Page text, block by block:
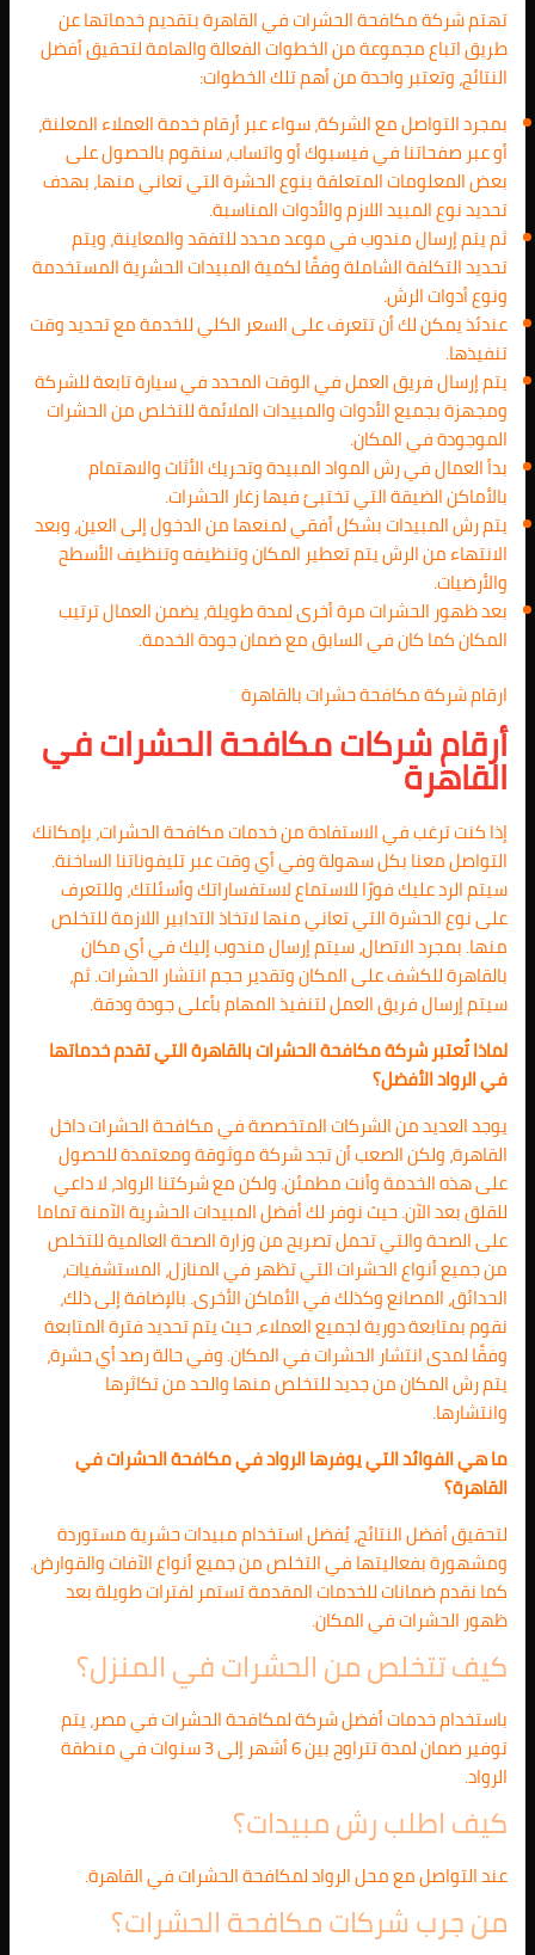
تهتم شركة مكافحة الحشرات في القاهرة بتقديم خدماتها عن
طريق اتباع مجموعة من الخطوات الفعالة والهامة لتحقيق أفضل
النتائج، وتعتبر واحدة من أهم تلك الخطوات:
بمجرد التواصل مع الشركة، سواء عبر أرقام خدمة العملاء المعلنة،
أو عبر صفحاتنا في فيسبوك أو واتساب، سنقوم بالحصول على
بعض المعلومات المتعلقة بنوع الحشرة التي تعاني منها، بهدف
تحديد نوع المبيد اللازم والأدوات المناسبة.
ثم يتم إرسال مندوب في موعد محدد للتفقد والمعاينة، ويتم
تحديد التكلفة الشاملة وفقًا لكمية المبيدات الحشرية المستخدمة
ونوع أدوات الرش.
عندئذ يمكن لك أن تتعرف على السعر الكلي للخدمة مع تحديد وقت
تنفيذها.
يتم إرسال فريق العمل في الوقت المحدد في سيارة تابعة للشركة
ومجهزة بجميع الأدوات والمبيدات الملائمة للتخلص من الحشرات
الموجودة في المكان.
بدأ العمال في رش المواد المبيدة وتحريك الأثاث والاهتمام
بالأماكن الضيقة التي تختبئ فيها زغار الحشرات.
يتم رش المبيدات بشكل أفقي لمنعها من الدخول إلى العين، وبعد
الانتهاء من الرش يتم تعطير المكان وتنظيفه وتنظيف الأسطح
والأرضيات.
بعد ظهور الحشرات مرة أخرى لمدة طويلة، يضمن العمال ترتيب
المكان كما كان في السابق مع ضمان جودة الخدمة.
ارقام شركة مكافحة حشرات بالقاهرة
أرقام شركات مكافحة الحشرات في
القاهرة
إذا كنت ترغب في الاستفادة من خدمات مكافحة الحشرات، بإمكانك
التواصل معنا بكل سهولة وفي أي وقت عبر تليفوناتنا الساخنة.
سيتم الرد عليك فورًا للاستماع لاستفساراتك وأسئلتك، وللتعرف
على نوع الحشرة التي تعاني منها لاتخاذ التدابير اللازمة للتخلص
منها. بمجرد الاتصال، سيتم إرسال مندوب إليك في أي مكان
بالقاهرة للكشف على المكان وتقدير حجم انتشار الحشرات. ثم،
سيتم إرسال فريق العمل لتنفيذ المهام بأعلى جودة ودقة.
لماذا تُعتبر شركة مكافحة الحشرات بالقاهرة التي تقدم خدماتها
في الرواد الأفضل؟
يوجد العديد من الشركات المتخصصة في مكافحة الحشرات داخل
القاهرة، ولكن الصعب أن تجد شركة موثوقة ومعتمدة للحصول
على هذه الخدمة وأنت مطمئن. ولكن مع شركتنا الرواد، لا داعي
للقلق بعد الآن. حيث نوفر لك أفضل المبيدات الحشرية الآمنة تماما
على الصحة والتي تحمل تصريح من وزارة الصحة العالمية للتخلص
من جميع أنواع الحشرات التي تظهر في المنازل، المستشفيات،
الحدائق، المصانع وكذلك في الأماكن الأخرى. بالإضافة إلى ذلك،
نقوم بمتابعة دورية لجميع العملاء، حيث يتم تحديد فترة المتابعة
وفقًا لمدى انتشار الحشرات في المكان. وفي حالة رصد أي حشرة،
يتم رش المكان من جديد للتخلص منها والحد من تكاثرها
وانتشارها.
ما هي الفوائد التي يوفرها الرواد في مكافحة الحشرات في
القاهرة؟
لتحقيق أفضل النتائج، يُفضل استخدام مبيدات حشرية مستوردة
ومشهورة بفعاليتها في التخلص من جميع أنواع الآفات والقوارض.
كما نقدم ضمانات للخدمات المقدمة تستمر لفترات طويلة بعد
ظهور الحشرات في المكان.
كيف تتخلص من الحشرات في المنزل؟
باستخدام خدمات أفضل شركة لمكافحة الحشرات في مصر، يتم
توفير ضمان لمدة تتراوح بين 6 أشهر إلى 3 سنوات في منطقة
الرواد.
كيف اطلب رش مبيدات؟
عند التواصل مع محل الرواد لمكافحة الحشرات في القاهرة.
من جرب شركات مكافحة الحشرات؟